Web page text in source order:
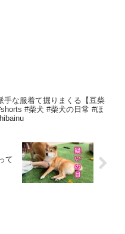
手な服着て掘りまくる【豆柴
#柴犬 #柴犬の日常 #ほ
て